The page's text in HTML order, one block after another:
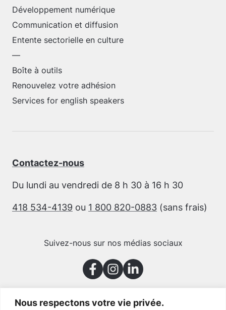
Nous respectons votre vie privée.
Développement numérique
Communication et diffusion
Entente sectorielle en culture
—
Boîte à outils
Renouvelez votre adhésion
Services for english speakers
Contactez-nous
Du lundi au vendredi de 8 h 30 à 16 h 30
418 534-4139 ou 1 800 820-0883 (sans frais)
Suivez-nous sur nos médias sociaux
Merci à nos partenaires